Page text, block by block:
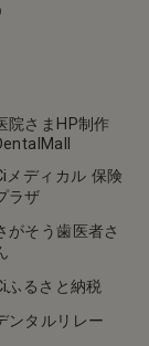
院さまHP制作
メディカル 保険
ラザ
がそう歯医者さ
ふるさと納税
ンタルリレー